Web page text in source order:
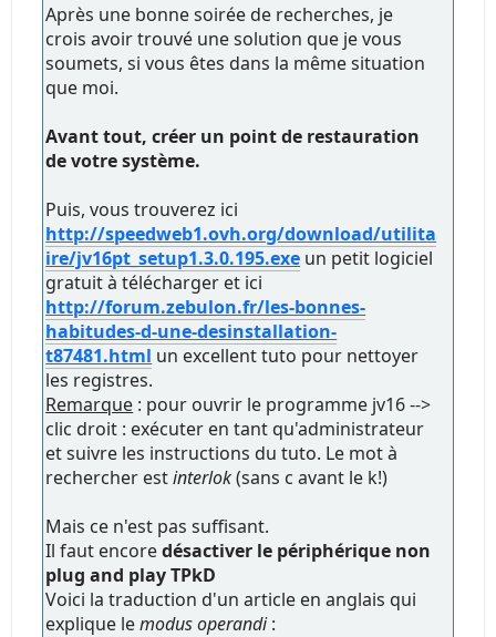
Après une bonne soirée de recherches, je
crois avoir trouvé une solution que je vous
soumets, si vous êtes dans la même situation
que moi.
Avant tout, créer un point de restauration
de votre système.
Puis, vous trouverez ici
http://speedweb1.ovh.org/download/utilita
ire/jv16pt_setup1.3.0.195.exe un petit logiciel
gratuit à télécharger et ici
http://forum.zebulon.fr/les-bonnes-
habitudes-d-une-desinstallation-
t87481.html un excellent tuto pour nettoyer
les registres.
Remarque : pour ouvrir le programme jv16 -->
clic droit : exécuter en tant qu'administrateur
et suivre les instructions du tuto. Le mot à
rechercher estinterlok(sans c avant le k!)
Mais ce n'est pas suffisant.
Il faut encoredésactiver le périphérique non
plug and play TPkD
Voici la traduction d'un article en anglais qui
explique lemodus operandi: